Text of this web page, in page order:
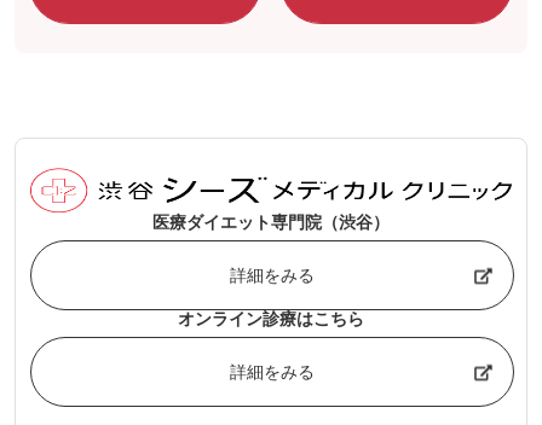
医療ダイエット専門院（渋谷）
詳細をみる
オンライン診療はこちら
詳細をみる